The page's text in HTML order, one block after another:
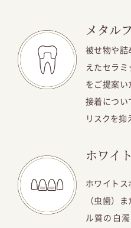
メタル
被せ物や詰
えたセラ
をご提案
接着につい
リスクを抑
ホワイ
ホワイト
（虫歯）
ル質の白